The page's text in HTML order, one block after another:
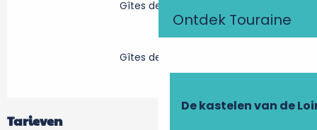
Ontdek Touraine
De kastelen van de
Gîtes de France
Gîtes de France
Tarieven